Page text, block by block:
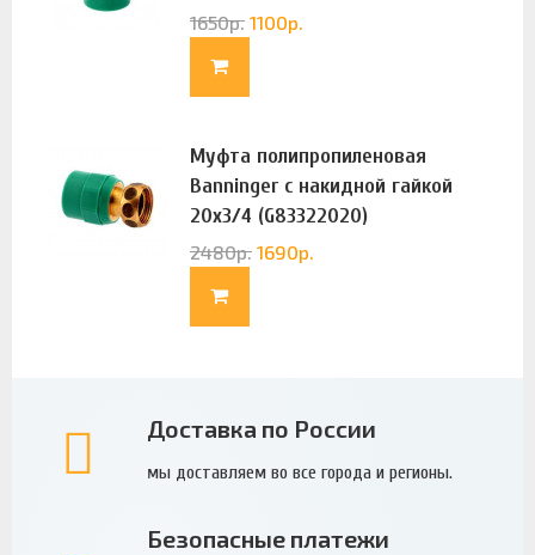
1650р. 1100р.
Муфта полипропиленовая
Banninger с накидной гайкой
20х3/4 (G83322020)
2480р. 1690р.
Доставка по России
мы доставляем во все города и регионы.
Безопасные платежи